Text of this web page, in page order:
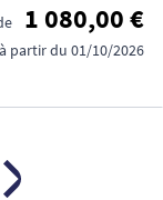
1 080,00 €
partir du 01/10/2026
SUIVANT